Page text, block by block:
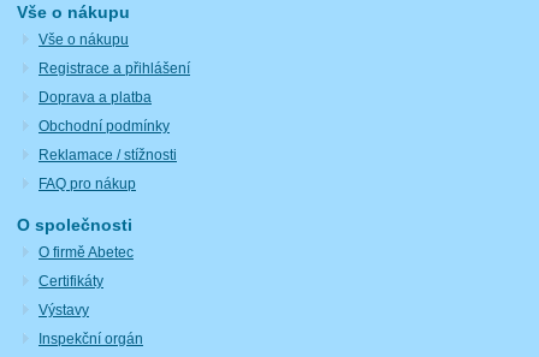
Vše o nákupu
Vše o nákupu
Registrace a přihlášení
Doprava a platba
Obchodní podmínky
Reklamace / stížnosti
FAQ pro nákup
O společnosti
O firmě Abetec
Certifikáty
Výstavy
Inspekční orgán